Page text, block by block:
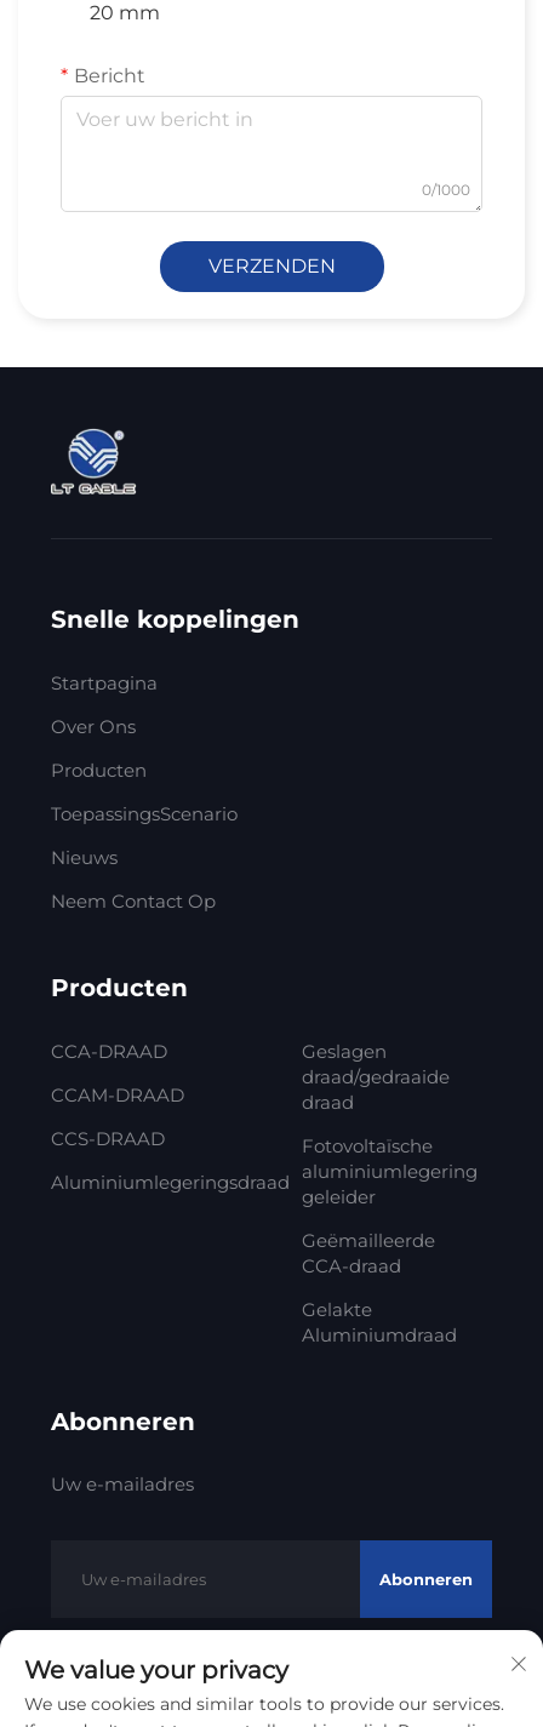
20 mm
Bericht
0/1000
VERZENDEN
Snelle koppelingen
Startpagina
Over Ons
Producten
ToepassingsScenario
Nieuws
Neem Contact Op
Producten
CCA-DRAAD
CCAM-DRAAD
CCS-DRAAD
Aluminiumlegeringsdraad
Geslagen
draad/gedraaide
draad
Fotovoltaïsche
aluminiumlegering
geleider
Geëmailleerde
CCA-draad
Gelakte
Aluminiumdraad
Abonneren
Uw e-mailadres
Abonneren
Copyright © 2012 - 2023 Litong Cable Technology Co., Ltd
We value your privacy
We use cookies and similar tools to provide our services.